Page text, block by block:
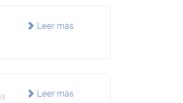
Leer más
Leer más